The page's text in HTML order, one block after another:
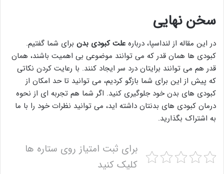
سخن نهایی
در این مقاله از لنداسپا، درباره علت کبودی بدن برای شما گفتیم.
کبودی ها همان قدر که می توانند موضوعی بی اهمیت باشند، همان
قدر هم می توانند برایتان درد سر ایجاد کنند. با رعایت کردن نکاتی
که پیش از این برای شما بازگو کردیم، می توانید تا حد امکان از
کبودی های بدن خود جلوگیری کنید. اگر شما هم تجربه ای از نحوه
درمان کبودی های بدنتان داشته اید، می توانید نظرات خود را با ما
به اشتراک بگذارید.
برای ثبت امتیاز روی ستاره ها
کلیک کنید